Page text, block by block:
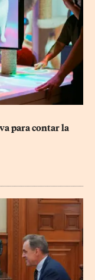
para contar la